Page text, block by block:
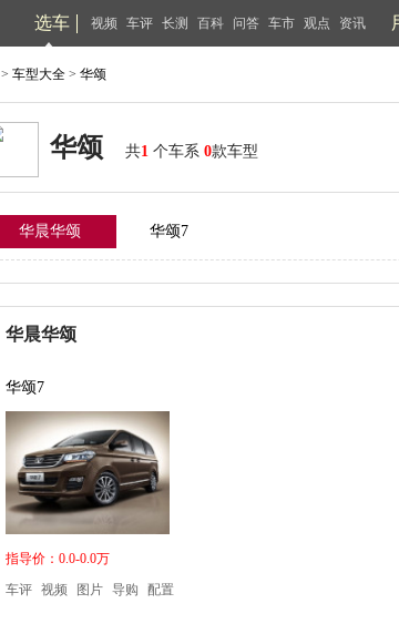
选车 视频 车评 长测 百科 问答 车市 观点 资讯
> 车型大全 > 华颂
华颂 共1 个车系 0款车型
华晨华颂 华颂7
华晨华颂
华颂7
指导价：0.0-0.0万
车评 视频 图片 导购 配置